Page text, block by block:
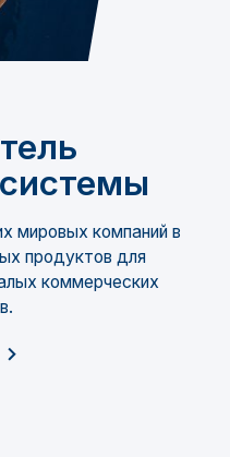
мировых компаний в
продуктов для
коммерческих